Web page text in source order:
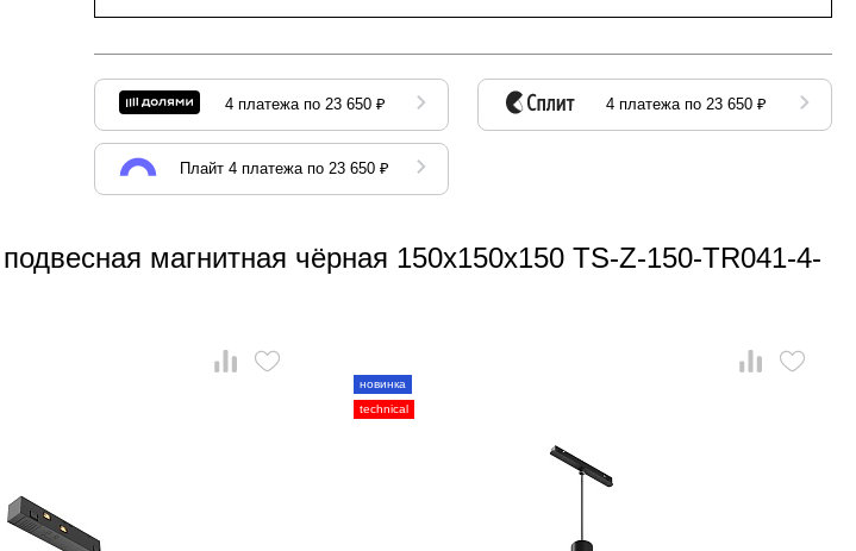
4 платежа по 23 650 ₽ 4 платежа по 23 650 ₽
Плайт 4 платежа по 23 650 ₽
магнитная чёрная 150x150x150 TS-Z-150-TR041-4-
новинка
technical